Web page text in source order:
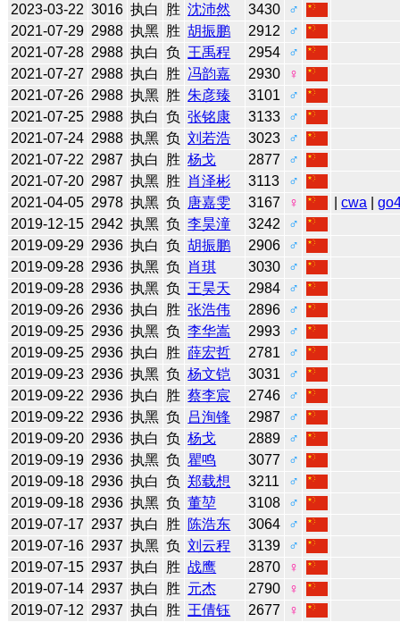
2023-03-22 3016 执白 胜 沈沛然 3430
♂
2021-07-29 2988 执黑 胜 胡振鹏 2912
♂
2021-07-28 2988 执白 负 王禹程 2954
♂
2021-07-27 2988 执白 胜 冯韵嘉 2930
♀
2021-07-26 2988 执黑 胜 朱彦臻 3101
♂
2021-07-25 2988 执白 负 张铭康 3133
♂
2021-07-24 2988 执黑 负 刘若浩 3023
♂
2021-07-22 2987 执白 胜 杨戈 2877
♂
2021-07-20 2987 执黑 胜 肖泽彬 3113
♂
2021-04-05 2978 执黑 负 唐嘉雯 3167 ♀ |cwa |
2019-12-15 2942 执黑 负 李昊潼 3242
♂
2019-09-29 2936 执白 负 胡振鹏 2906
♂
2019-09-28 2936 执黑 负 肖琪 3030
♂
2019-09-28 2936 执黑 负 王昊天 2984
♂
2019-09-26 2936 执白 胜 张浩伟 2896
♂
2019-09-25 2936 执黑 负 李华嵩 2993
♂
2019-09-25 2936 执白 胜 薛宏哲 2781
♂
2019-09-23 2936 执黑 负 杨文铠 3031
♂
2019-09-22 2936 执白 胜 蔡李宸 2746
♂
2019-09-22 2936 执黑 负 吕洵锋 2987
♂
2019-09-20 2936 执白 负 杨戈 2889
♂
2019-09-19 2936 执黑 负 瞿鸣 3077
♂
2019-09-18 2936 执白 负 郑载想 3211
♂
2019-09-18 2936 执黑 负 董堃 3108
♂
2019-07-17 2937 执白 胜 陈浩东 3064
♂
2019-07-16 2937 执黑 负 刘云程 3139
♂
2019-07-15 2937 执白 胜 战鹰 2870
♀
2019-07-14 2937 执白 胜 元杰 2790
♀
2019-07-12 2937 执白 胜 王倩钰 2677
♀